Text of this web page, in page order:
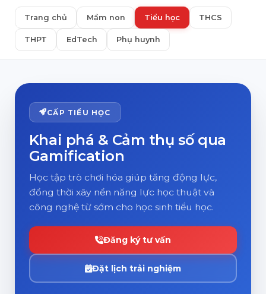
Trang chủ Mầm non Tiểu học THCS
THPT EdTech Phụ huynh
CẤP TIỂU HỌC
Khai phá & Cảm thụ số qua
Gamification
Học tập trò chơi hóa giúp tăng động lực,
đồng thời xây nền năng lực học thuật và
công nghệ từ sớm cho học sinh tiểu học.
Đăng ký tư vấn
Đặt lịch trải nghiệm